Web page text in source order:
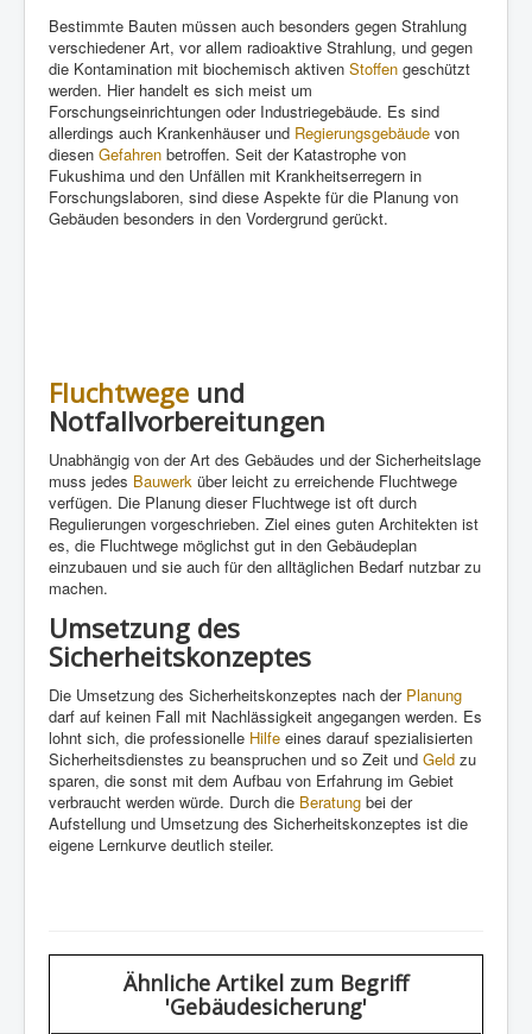
Bestimmte Bauten müssen auch besonders gegen Strahlung
verschiedener Art, vor allem radioaktive Strahlung, und gegen
die Kontamination mit biochemisch aktiven Stoffen geschützt
werden. Hier handelt es sich meist um
Forschungseinrichtungen oder Industriegebäude. Es sind
allerdings auch Krankenhäuser und Regierungsgebäude von
diesen Gefahren betroffen. Seit der Katastrophe von
Fukushima und den Unfällen mit Krankheitserregern in
Forschungslaboren, sind diese Aspekte für die Planung von
Gebäuden besonders in den Vordergrund gerückt.
Fluchtwege und
Notfallvorbereitungen
Unabhängig von der Art des Gebäudes und der Sicherheitslage
muss jedes Bauwerk über leicht zu erreichende Fluchtwege
verfügen. Die Planung dieser Fluchtwege ist oft durch
Regulierungen vorgeschrieben. Ziel eines guten Architekten ist
es, die Fluchtwege möglichst gut in den Gebäudeplan
einzubauen und sie auch für den alltäglichen Bedarf nutzbar zu
machen.
Umsetzung des
Sicherheitskonzeptes
Die Umsetzung des Sicherheitskonzeptes nach der Planung
darf auf keinen Fall mit Nachlässigkeit angegangen werden. Es
lohnt sich, die professionelle Hilfe eines darauf spezialisierten
Sicherheitsdienstes zu beanspruchen und so Zeit und Geld zu
sparen, die sonst mit dem Aufbau von Erfahrung im Gebiet
verbraucht werden würde. Durch die Beratung bei der
Aufstellung und Umsetzung des Sicherheitskonzeptes ist die
eigene Lernkurve deutlich steiler.
Ähnliche Artikel zum Begriff
'Gebäudesicherung'